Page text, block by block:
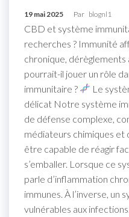
19 mai 2025 Par blognl1
CBD et système
recherches ? Immunité
chronique,
pourrait-il jouer un rôle
immunitaire ?
Le
délicat Notre système
de défense complexe,
médiateurs chimiques et
être capable de réagir
s’emballer. Lorsque ce
parle d’inflammation
immunes. À l’inverse, un
vulnérables aux infections.